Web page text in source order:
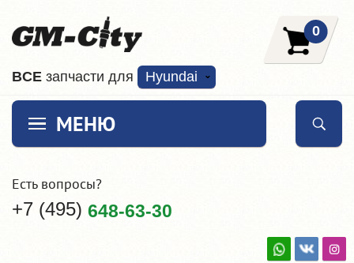
ВCE запчасти для Hyundai
0
МЕНЮ
Есть вопросы?
+7 (495) 648-63-30